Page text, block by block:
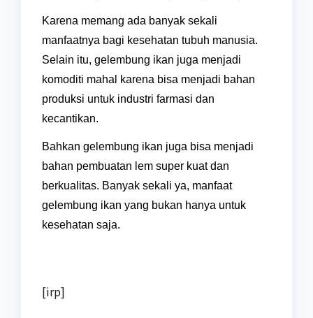
Karena memang ada banyak sekali
manfaatnya bagi kesehatan tubuh manusia.
Selain itu, gelembung ikan juga menjadi
komoditi mahal karena bisa menjadi bahan
produksi untuk industri farmasi dan
kecantikan.
Bahkan gelembung ikan juga bisa menjadi
bahan pembuatan lem super kuat dan
berkualitas. Banyak sekali ya, manfaat
gelembung ikan yang bukan hanya untuk
kesehatan saja.
[irp]